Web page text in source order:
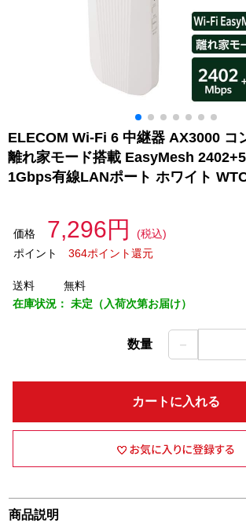
ELECOM Wi-Fi 6 中継器 AX3000 コ
離れ家モード搭載 EasyMesh
1Gbps有線LANポート ホワイト
価格 7,296円
(税込)
ポイント
364ポイント還元
送料
無料
在庫状況： 未定（入荷次第お届け）
数量 －
カートに入れる
商品説明